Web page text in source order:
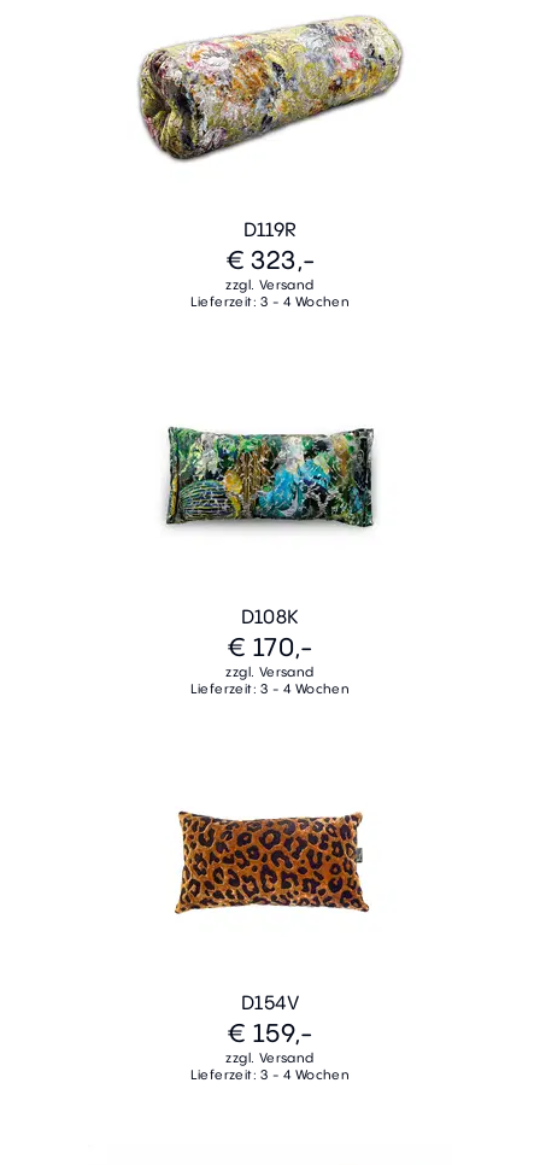
D119R
€ 323,-
zzgl. Versand
Lieferzeit: 3 - 4 Wochen
D108K
€ 170,-
zzgl. Versand
Lieferzeit: 3 - 4 Wochen
D154V
€ 159,-
zzgl. Versand
Lieferzeit: 3 - 4 Wochen